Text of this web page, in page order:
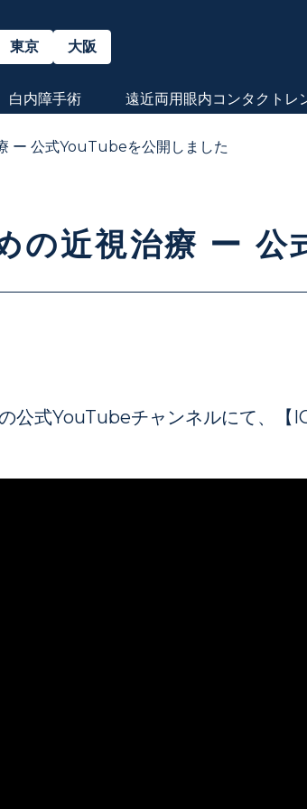
東京 大阪
白内障手術 遠近両用眼内コンタクトレ
ー 公式YouTubeを公開しました
の近視治療 ー
公式YouTubeチャンネルにて、【